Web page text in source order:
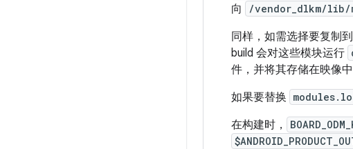
向 /vendor_dlkm/lib/
同样，如需选择要复制到
build 会对这些模块运行
件，并将其存储在映像
如果要替换
在构建时，